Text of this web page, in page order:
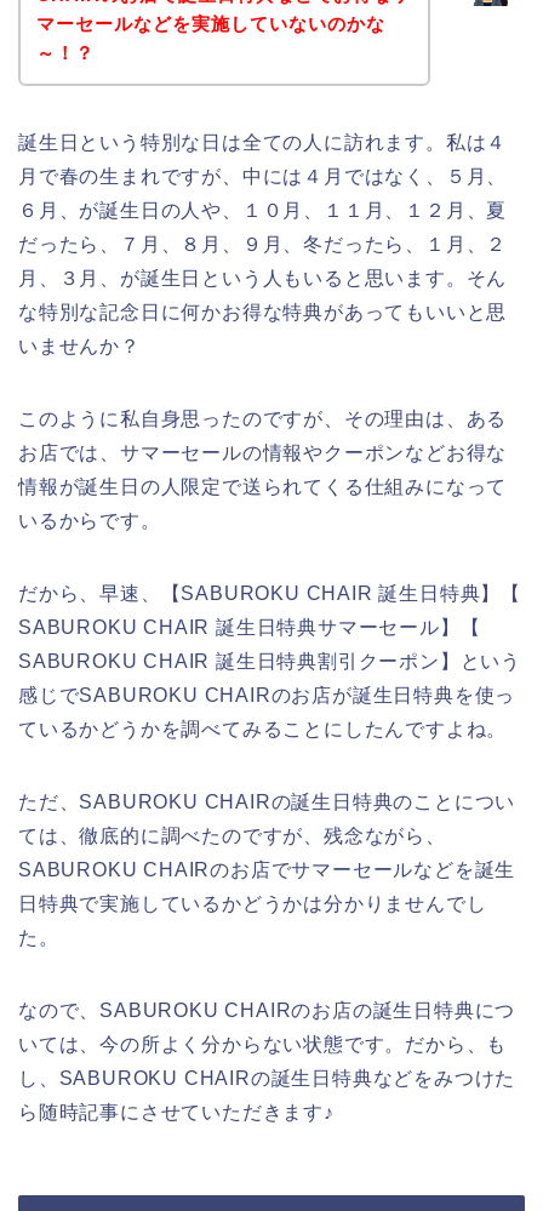
マーセールなどを実施していないのかな
～！？
誕生日という特別な日は全ての人に訪れます。私は４
月で春の生まれですが、中には４月ではなく、５月、
６月、が誕生日の人や、１０月、１１月、１２月、夏
だったら、７月、８月、９月、冬だったら、１月、２
月、３月、が誕生日という人もいると思います。そん
な特別な記念日に何かお得な特典があってもいいと思
いませんか？
このように私自身思ったのですが、その理由は、ある
お店では、サマーセールの情報やクーポンなどお得な
情報が誕生日の人限定で送られてくる仕組みになって
いるからです。
だから、早速、【SABUROKU CHAIR 誕生日特典】【
SABUROKU CHAIR 誕生日特典サマーセール】【
SABUROKU CHAIR 誕生日特典割引クーポン】という
感じでSABUROKU CHAIRのお店が誕生日特典を使っ
ているかどうかを調べてみることにしたんですよね。
ただ、SABUROKU CHAIRの誕生日特典のことについ
ては、徹底的に調べたのですが、残念ながら、
SABUROKU CHAIRのお店でサマーセールなどを誕生
日特典で実施しているかどうかは分かりませんでし
た。
なので、SABUROKU CHAIRのお店の誕生日特典につ
いては、今の所よく分からない状態です。だから、も
し、SABUROKU CHAIRの誕生日特典などをみつけた
ら随時記事にさせていただきます♪